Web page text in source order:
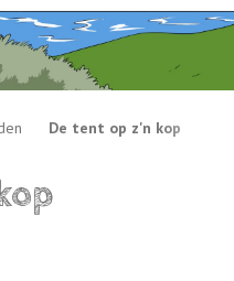
De tent op z'n kop